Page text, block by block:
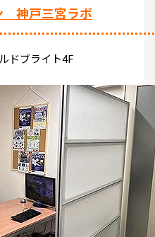
神戸三宮ラボ
ドブライト4F